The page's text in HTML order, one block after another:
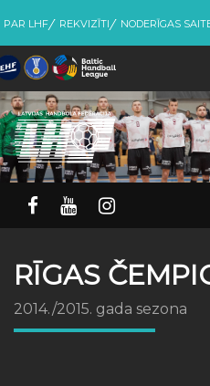
PAR LHF REKVIZĪTI NODERĪGAS
RĪGAS
2014./2015. gada sezona